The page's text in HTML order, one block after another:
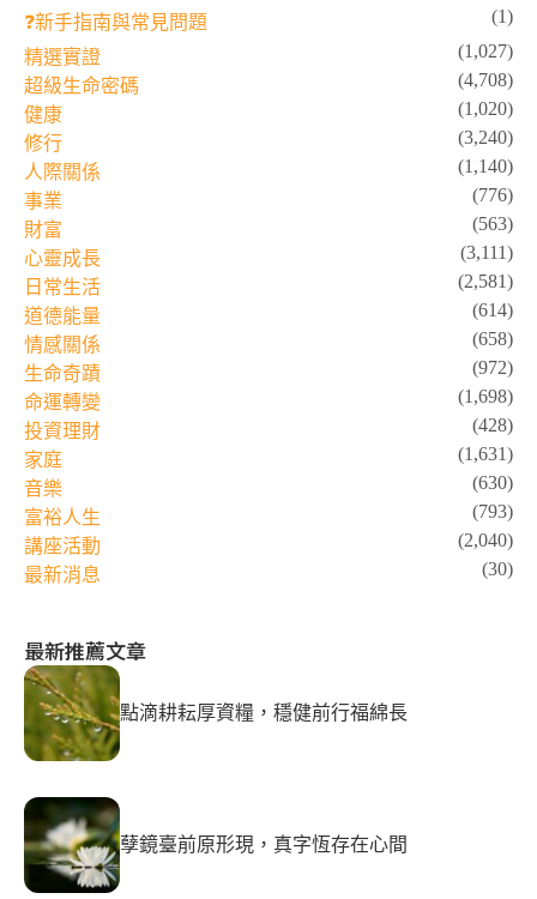
❓新手指南與常見問題
(1)
精選實證
(1,027)
超級生命密碼
(4,708)
健康
(1,020)
修行
(3,240)
人際關係
(1,140)
事業
(776)
財富
(563)
心靈成長
(3,111)
日常生活
(2,581)
道德能量
(614)
情感關係
(658)
生命奇蹟
(972)
命運轉變
(1,698)
投資理財
(428)
家庭
(1,631)
音樂
(630)
富裕人生
(793)
講座活動
(2,040)
最新消息
(30)
最新推薦文章
點滴耕耘厚資糧，穩健前行福綿長
孽鏡臺前原形現，真字恆存在心間